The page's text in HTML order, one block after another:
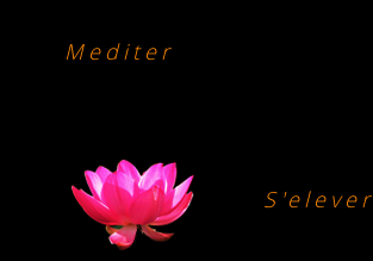
Mediter
S'elever